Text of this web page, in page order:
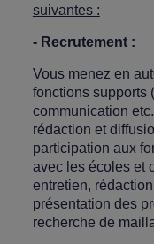
suivantes :
- Recrutement :
Vous menez en
fonctions supports
communication
rédaction et
participation aux
avec les écoles et
entretien,
présentation des
recherche de